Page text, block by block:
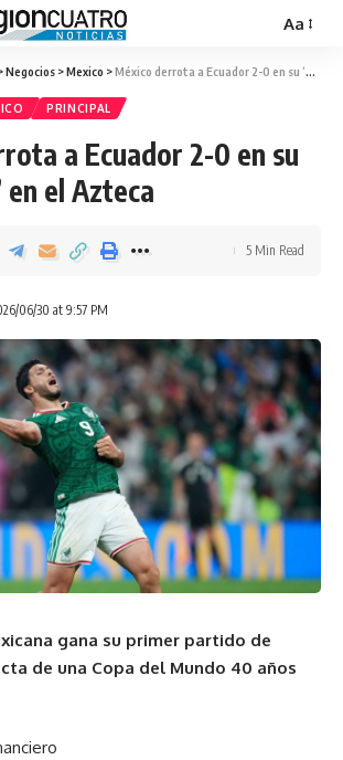
Aa
Negocios >Mexico >México derrota a Ecuador 2-0 en su ‘embajada’ en el Azteca
PRINCIPAL
a Ecuador 2-0 en su
en el Azteca
06/30 at 9:57 PM
5 Min Read
gana su primer partido de
de una Copa del Mundo 40 años